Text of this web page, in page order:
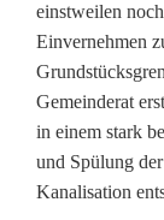
r
d
e
r
t
einstweilen
Einvernehmen
Gemeinderat
in einem stark
und Spülung
Kanalisation